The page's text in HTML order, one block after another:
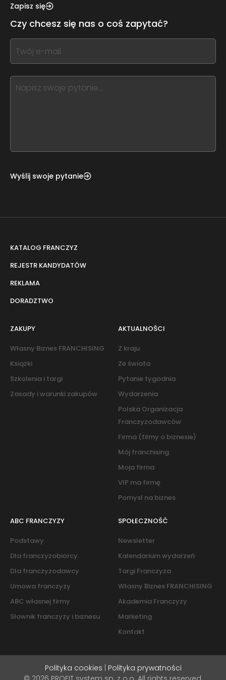
this,
this
form
field
blank
Zapisz się
Czy chcesz się nas o coś zapytać?
If
you
this,
leave
Wyślij swoje pytanie
KATALOG FRANCZYZ
REJESTR KANDYDATÓW
REKLAMA
DORADZTWO
ZAKUPY
Własny Biznes FRANCHISING
Książki
Szkolenia i targi
Zasady i warunki zakupów
AKTUALNOŚCI
Z kraju
Ze świata
Pytanie tygodnia
Wydarzenia
Polska Organizacja
Franczyzodawców
Firma (filmy o biznesie)
Mój franchising
Moja firma
VIP ma firmę
Pomysł na biznes
ABC FRANCZYZY
Podstawy
Dla franczyzobiorcy
Dla franczyzodawcy
Umowa franczyzy
ABC własnej firmy
Słownik franczyzy i biznesu
SPOŁECZNOŚĆ
Newsletter
Kalendarium wydarzeń
Targi Franczyza
Własny Biznes FRANCHISING
Akademia Franczyzy
Marketing
Kontakt
Polityka cookies
Polityka prywatności